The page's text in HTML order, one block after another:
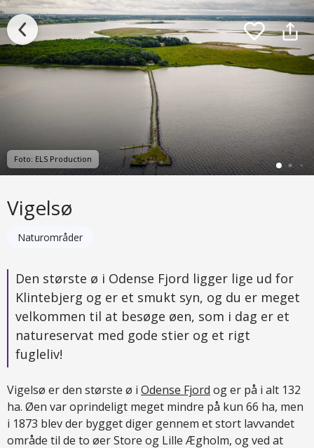
Foto: ELS Production
Vigelsø
Naturområder
Den største ø i Odense Fjord ligger lige ud for
Klintebjerg og er et smukt syn, og du er meget
velkommen til at besøge øen, som i dag er et
natureservat med gode stier og et rigt
fugleliv!
Vigelsø er den største ø i Odense Fjord og er på i alt 132
ha. Øen var oprindeligt meget mindre på kun 66 ha, men
i 1873 blev der bygget diger gennem et stort lavvandet
område til de to øer Store og Lille Ægholm, og ved at